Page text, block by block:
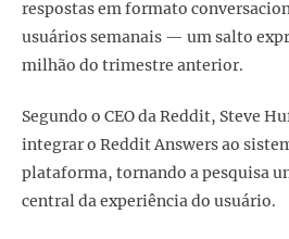
respostas em formato
usuários semanais — um salto
milhão do trimestre anterior.
Segundo o CEO da Reddit, Steve
integrar o Reddit Answers ao
plataforma, tornando a pesquisa
central da experiência do usuário.